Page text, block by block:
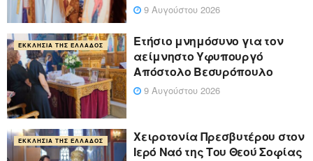
9 Αυγούστου 2026
ΕΚΚΛΗΣΊΑ ΤΗΣ ΕΛΛΆΔΟΣ
Ετήσιο μνημόσυνο για τον
αείμνηστο Υφυπουργό
Απόστολο Βεσυρόπουλο
9 Αυγούστου 2026
ΕΚΚΛΗΣΊΑ ΤΗΣ ΕΛΛΆΔΟΣ
Χειροτονία Πρεσβυτέρου στον
Ιερό Ναό της Του Θεού Σοφίας